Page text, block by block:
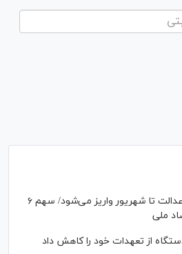
بخشی از سود سهام عدالت تا شهریور واریز می‌شود/ سهم ۶